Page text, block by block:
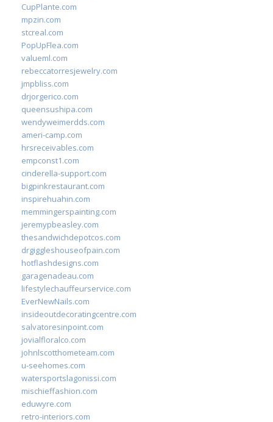
CupPlante.com
mpzin.com
stcreal.com
PopUpFlea.com
valueml.com
rebeccatorresjewelry.com
jmpbliss.com
drjorgerico.com
queensushipa.com
wendyweimerdds.com
ameri-camp.com
hrsreceivables.com
empconst1.com
cinderella-support.com
bigpinkrestaurant.com
inspirehuahin.com
memmingerspainting.com
jeremypbeasley.com
thesandwichdepotcos.com
drgiggleshouseofpain.com
hotflashdesigns.com
garagenadeau.com
lifestylechauffeurservice.com
EverNewNails.com
insideoutdecoratingcentre.com
salvatoresinpoint.com
jovialfloralco.com
johnlscotthometeam.com
u-seehomes.com
watersportslagonissi.com
mischieffashion.com
eduwyre.com
retro-interiors.com